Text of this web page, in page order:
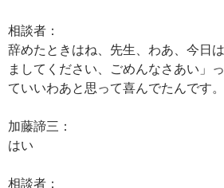
相談者：
辞めたときはね、先生、わあ、今日
ましてください、ごめんなさあい」
ていいわあと思って喜んでたんです。
加藤諦三：
はい
相談者：